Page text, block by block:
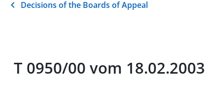
Decisions of the Boards of Appeal
T 0950/00 vom 18.02.2003